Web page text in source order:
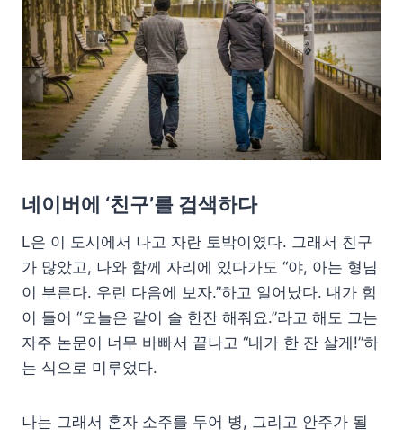
네이버에 ‘친구’를 검색하다
L은 이 도시에서 나고 자란 토박이였다. 그래서 친구
가 많았고, 나와 함께 자리에 있다가도 “야, 아는 형님
이 부른다. 우린 다음에 보자.”하고 일어났다. 내가 힘
이 들어 “오늘은 같이 술 한잔 해줘요.”라고 해도 그는
자주 논문이 너무 바빠서 끝나고 “내가 한 잔 살게!”하
는 식으로 미루었다.
나는 그래서 혼자 소주를 두어 병, 그리고 안주가 될